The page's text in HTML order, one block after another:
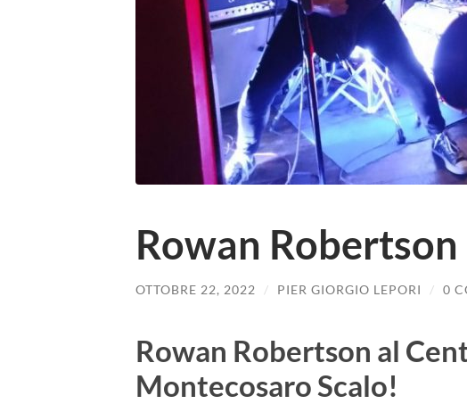
Rowan
OTTOBRE 22, 2022 / PIER GIORGIO LEPORI / 0
Rowan Robertson al
Montecosaro Scalo!